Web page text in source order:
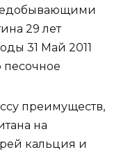
29 лет
31 Май 2011
песочное
преимуществ,
на
кальция и